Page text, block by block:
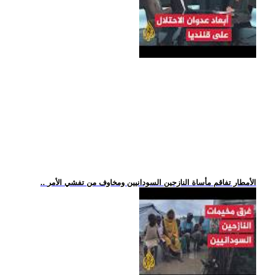
.. الأمطار تفاقم مأساة النازحين السودانيين ومخاوف من تفشي الأمر